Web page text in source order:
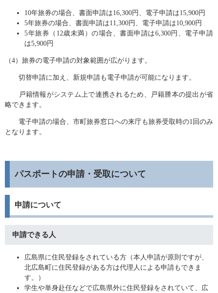
10年旅券の場合、書面申請は16,300円、電子申請は15,900円
5年旅券の場合、書面申請は11,300円、電子申請は10,900円
5年旅券（12歳未満）の場合、書面申請は6,300円、電子申請
は5,900円
（4）旅券の電子申請の対象範囲が広がります。
切替申請に加え、新規申請も電子申請が可能になります。
戸籍情報がシステム上で連携されるため、戸籍謄本の提出が省
略できます。
電子申請の場合、市町旅券窓口への来庁も旅券受取時の1回のみ
となります。
パスポートの申請・受取について
申請について
申請できる人
広島県に住民登録をされている方（本人申請が原則ですが、
北広島町に住民登録がある方は代理人による申請もできま
す。）
学生や単身赴任などで広島県外に住民登録をされていて、広